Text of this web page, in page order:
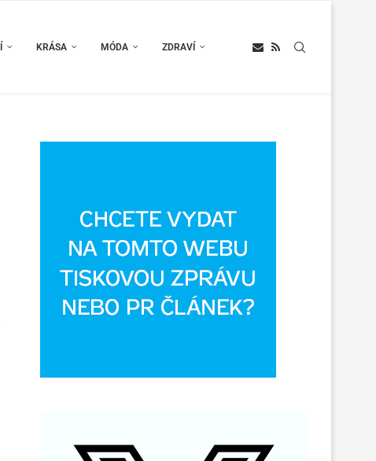
KRÁSA MÓDA ZDRAVÍ